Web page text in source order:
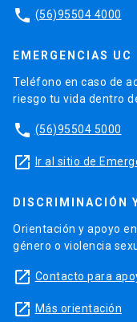
phone (56)95504 4000
EMERGENCIAS UC
Teléfono en caso de
riesgo tu vida dentro
phone (56)95504 5000
launch Ir al sitio de
DISCRIMINACIÓN
Orientación y apoyo
género o violencia
launch Contacto para
launch Más orientación